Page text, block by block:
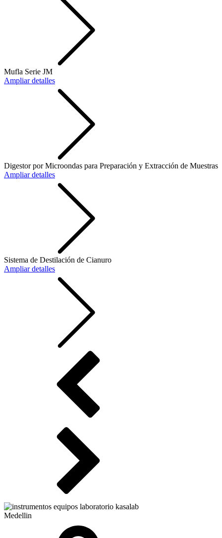
Mufla Serie JM
Ampliar detalles
Digestor por Microondas para Preparación y Extracción de Muestras
Ampliar detalles
Sistema de Destilación de Cianuro
Ampliar detalles
Medellin